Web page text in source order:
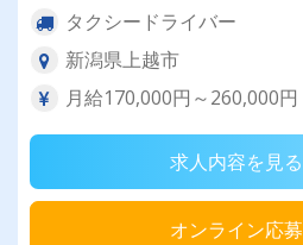
タクシードライバー
新潟県上越市
月給170,000円～260,000円
求人内容を見る
オンライン応募